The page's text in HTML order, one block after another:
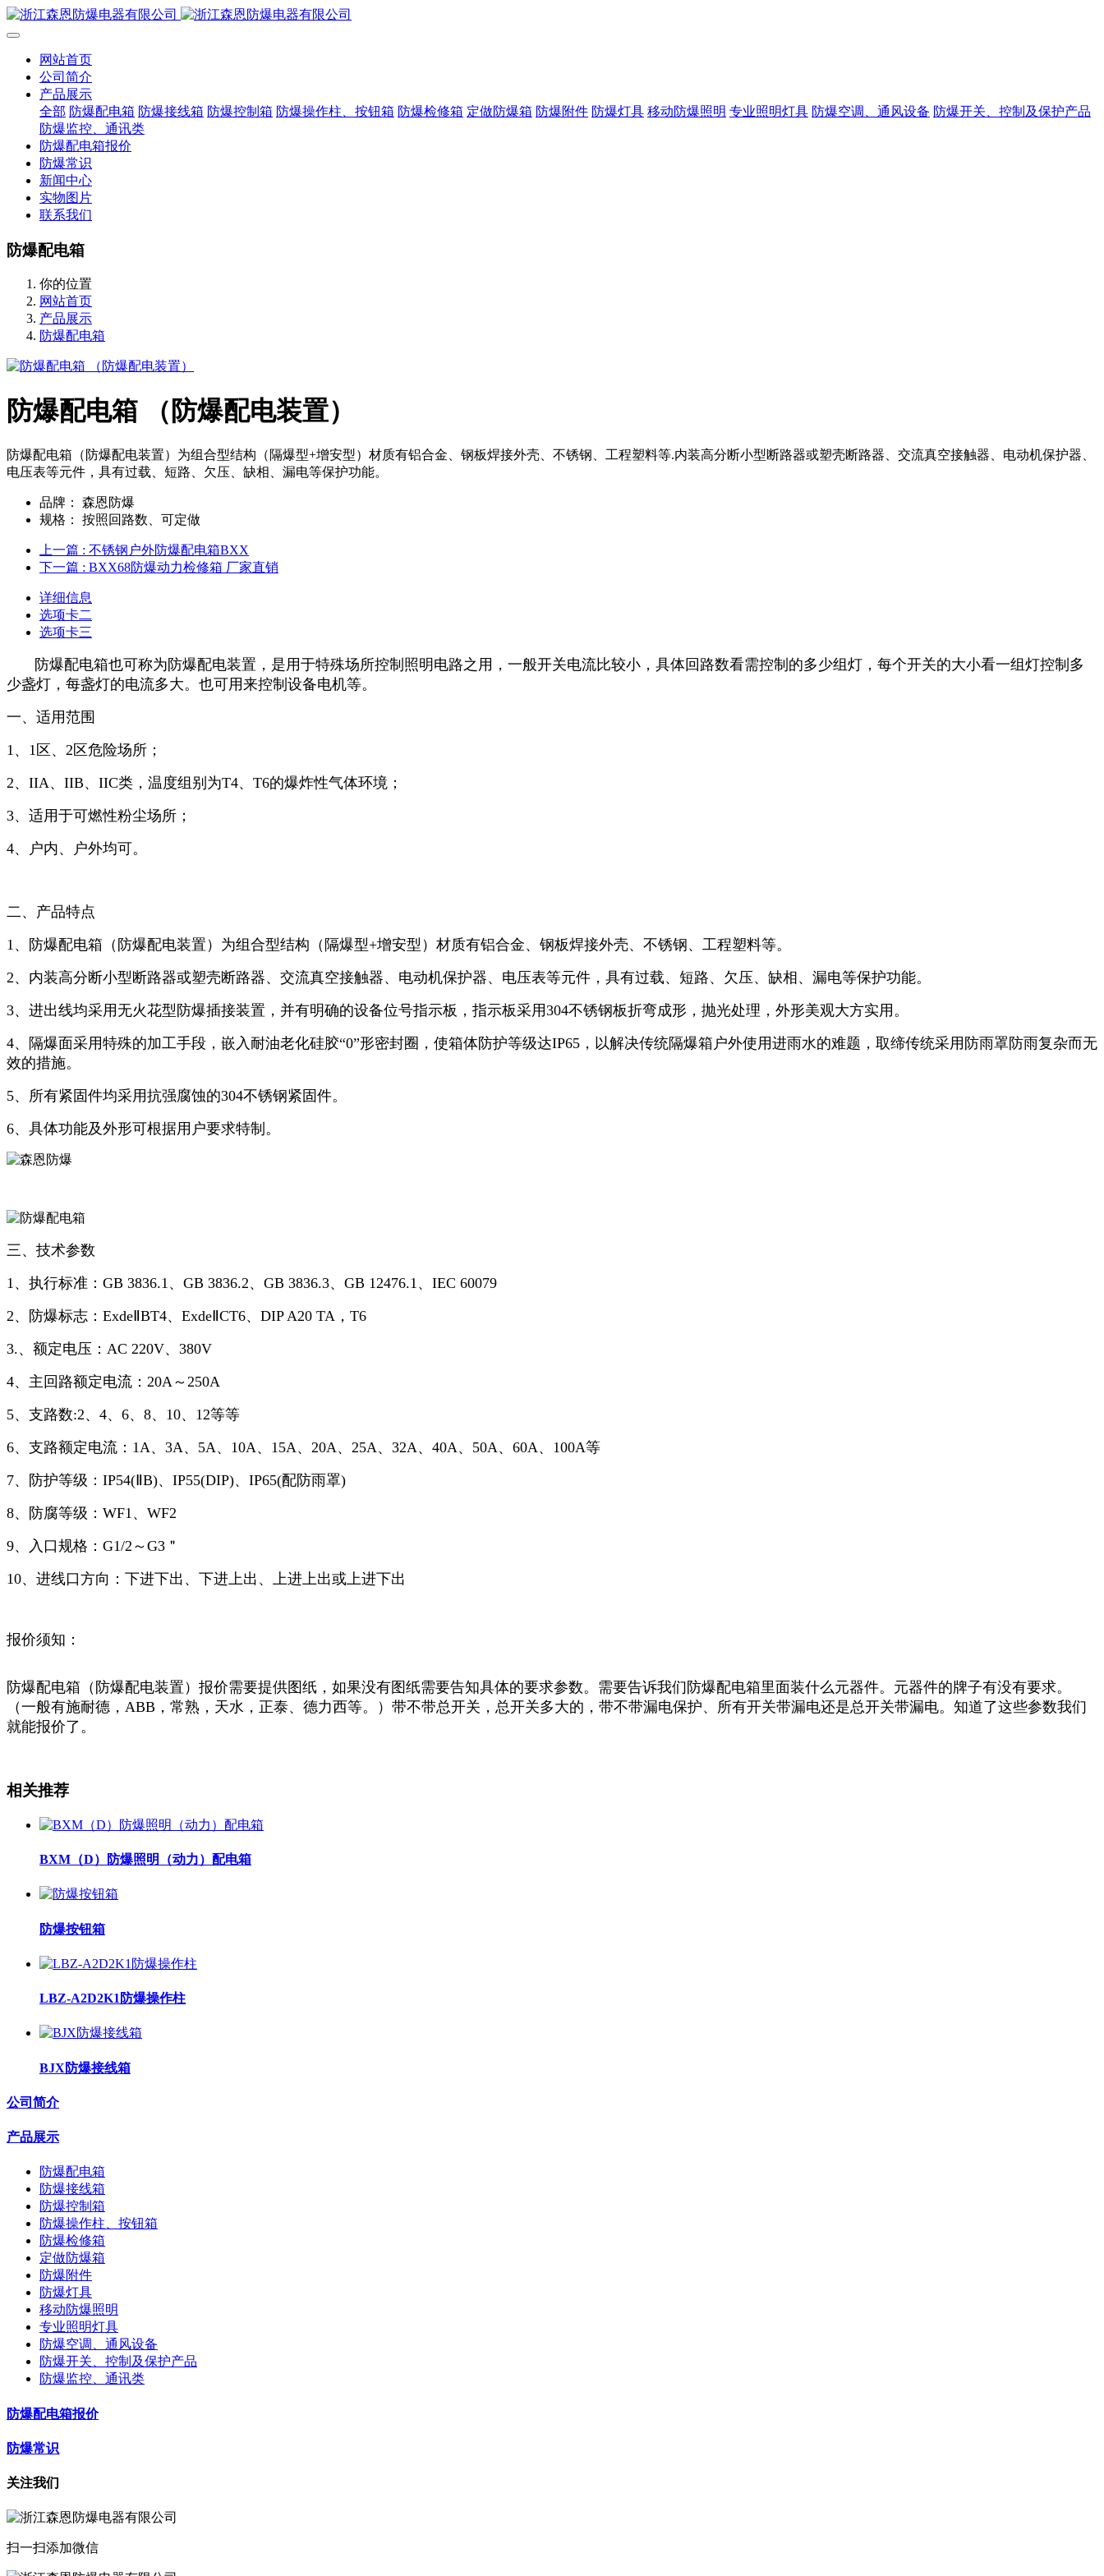
网站首页
公司简介
产品展示
全部 防爆配电箱 防爆接线箱 防爆控制箱 防爆操作柱、按钮箱 防爆检修箱 定做防爆箱 防爆附件 防爆灯具 移动防爆照明 专业照明灯具 防爆空调、通风设备 防爆开关、控制及保护产品
防爆监控、通讯类
防爆配电箱报价
防爆常识
新闻中心
实物图片
联系我们
防爆配电箱
你的位置
网站首页
产品展示
防爆配电箱
防爆配电箱 （防爆配电装置）
防爆配电箱（防爆配电装置）为组合型结构（隔爆型+增安型）材质有铝合金、钢板焊接外壳、不锈钢、工程塑料等.内装高分断小型断路器或塑壳断路器、交流真空接触器、电动机保护器、
电压表等元件，具有过载、短路、欠压、缺相、漏电等保护功能。
品牌：
森恩防爆
规格：
按照回路数、可定做
上一篇 : 不锈钢户外防爆配电箱BXX
下一篇 : BXX68防爆动力检修箱 厂家直销
详细信息
选项卡二
选项卡三
防爆配电箱也可称为防爆配电装置，是用于特殊场所控制照明电路之用，一般开关电流比较小，具体回路数看需控制的多少组灯，每个开关的大小看一组灯控制多
少盏灯，每盏灯的电流多大。也可用来控制设备电机等。
一、适用范围
1、1区、2区危险场所；
2、IIA、IIB、IIC类，温度组别为T4、T6的爆炸性气体环境；
3、适用于可燃性粉尘场所；
4、户内、户外均可。
二、产品特点
1、防爆配电箱（防爆配电装置）为组合型结构（隔爆型+增安型）材质有铝合金、钢板焊接外壳、不锈钢、工程塑料等。
2、内装高分断小型断路器或塑壳断路器、交流真空接触器、电动机保护器、电压表等元件，具有过载、短路、欠压、缺相、漏电等保护功能。
3、进出线均采用无火花型防爆插接装置，并有明确的设备位号指示板，指示板采用304不锈钢板折弯成形，抛光处理，外形美观大方实用。
4、隔爆面采用特殊的加工手段，嵌入耐油老化硅胶“0”形密封圈，使箱体防护等级达IP65，以解决传统隔爆箱户外使用进雨水的难题，取缔传统采用防雨罩防雨复杂而无
效的措施。
5、所有紧固件均采用抗强腐蚀的304不锈钢紧固件。
6、具体功能及外形可根据用户要求特制。
三、技术参数
1、执行标准：GB 3836.1、GB 3836.2、GB 3836.3、GB 12476.1、IEC 60079
2、防爆标志：ExdeⅡBT4、ExdeⅡCT6、DIP A20 TA，T6
3.、额定电压：AC 220V、380V
4、主回路额定电流：20A～250A
5、支路数:2、4、6、8、10、12等等
6、支路额定电流：1A、3A、5A、10A、15A、20A、25A、32A、40A、50A、60A、100A等
7、防护等级：IP54(ⅡB)、IP55(DIP)、IP65(配防雨罩)
8、防腐等级：WF1、WF2
9、入口规格：G1/2～G3＂
10、进线口方向：下进下出、下进上出、上进上出或上进下出
报价须知：
防爆配电箱（防爆配电装置）报价需要提供图纸，如果没有图纸需要告知具体的要求参数。需要告诉我们防爆配电箱里面装什么元器件。元器件的牌子有没有要求。
（一般有施耐德，ABB，常熟，天水，正泰、德力西等。）带不带总开关，总开关多大的，带不带漏电保护、所有开关带漏电还是总开关带漏电。知道了这些参数我们
就能报价了。
相关推荐
BXM（D）防爆照明（动力）配电箱
防爆按钮箱
LBZ-A2D2K1防爆操作柱
BJX防爆接线箱
公司简介
产品展示
防爆配电箱
防爆接线箱
防爆控制箱
防爆操作柱、按钮箱
防爆检修箱
定做防爆箱
防爆附件
防爆灯具
移动防爆照明
专业照明灯具
防爆空调、通风设备
防爆开关、控制及保护产品
防爆监控、通讯类
防爆配电箱报价
防爆常识
关注我们
扫一扫添加微信